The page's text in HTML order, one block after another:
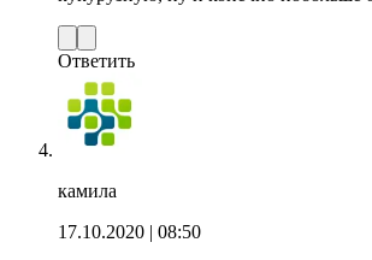
Ответить
камила
17.10.2020 | 08:50